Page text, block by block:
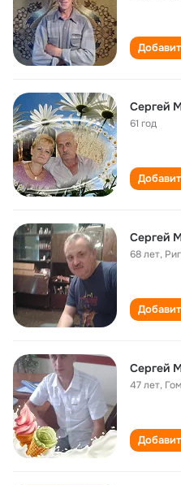
Сергей
61 год
Сергей
68 лет,
Сергей
47 лет,